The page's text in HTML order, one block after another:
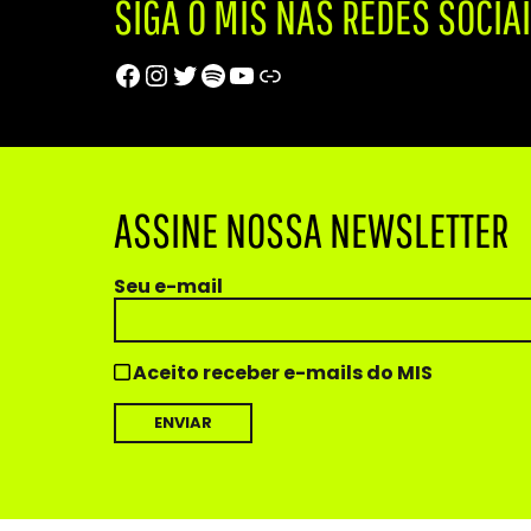
SIGA O MIS NAS REDES
Facebook
Instagram
Twitter
Spotify
Youtube
Trip Advisor
ASSINE NOSSA NEWSLETTER
Seu e-mail
Aceito receber e-mails do MIS